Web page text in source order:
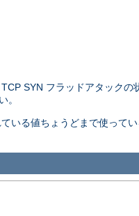
SYN フラッドアタックの
。
いる値ちょうどまで使って